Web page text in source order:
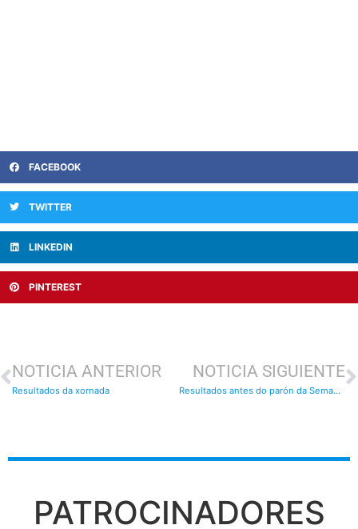
FACEBOOK
TWITTER
LINKEDIN
PINTEREST
NOTICIA ANTERIOR
Resultados da xornada
NOTICIA SIGUIENTE
Resultados antes do parón da Semana Santa
PATROCINADORES